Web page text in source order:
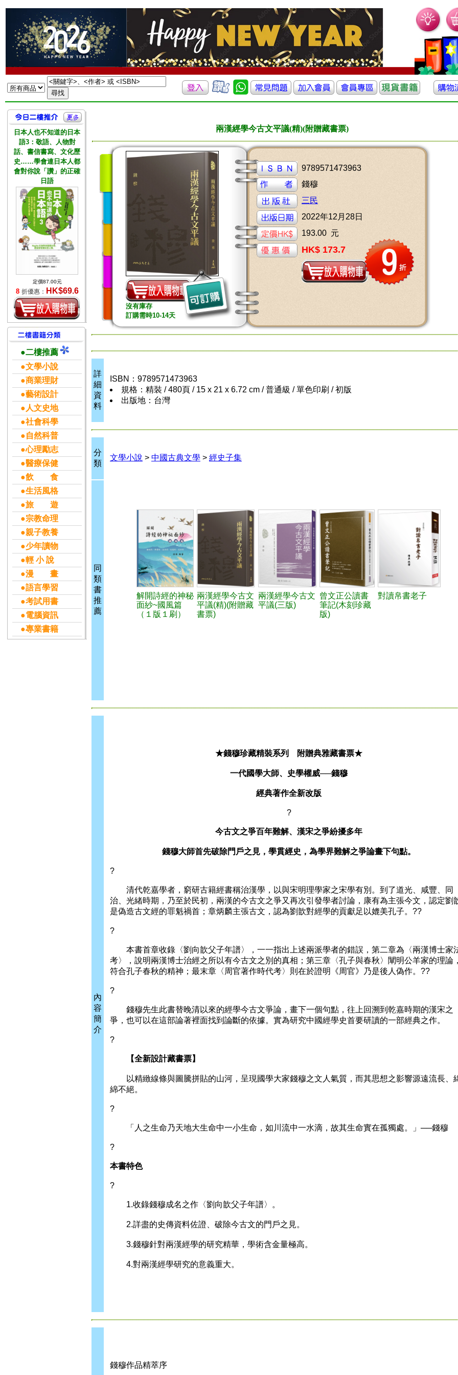
日本人也不知道的日本
語3：敬語、人物對
話、書信書寫、文化歷
史……學會連日本人都
會對你說「讚」的正確
日語
定價87.00元
8 折優惠： HK$69.6
●二樓推薦
●文學小說
●商業理財
●藝術設計
●人文史地
●社會科學
●自然科普
●心理勵志
●醫療保健
●飲 食
●生活風格
●旅 遊
●宗教命理
●親子教養
●少年讀物
●輕 小 說
●漫 畫
●語言學習
●考試用書
●電腦資訊
●專業書籍
兩漢經學今古文平議(精)(附贈藏書票)
沒有庫存
訂購需時10-14天
9789571473963
錢穆
三民
2022年12月28日
193.00 元
HK$ 173.7
詳
細
資
料
ISBN：9789571473963
規格：精裝 / 480頁 / 15 x 21 x 6.72 cm / 普通級 / 單色印刷 / 初版
出版地：台灣
分
類
文學小說 > 中國古典文學 > 經史子集
同
類
書
推
薦
解開詩經的神秘
面紗~國風篇
（１版１刷）
兩漢經學今古文
平議(精)(附贈藏
書票)
兩漢經學今古文
平議(三版)
曾文正公讀書
筆記(木刻珍藏
版)
對讀帛書老子
內
容
簡
介
★錢穆珍藏精裝系列 附贈典雅藏書票★
一代國學大師、史學權威──錢穆
經典著作全新改版
?
今古文之爭百年難解、漢宋之爭紛擾多年
錢穆大師首先破除門戶之見，學貫經史，為學界難解之爭論畫下句點。
?
清代乾嘉學者，窮研古籍經書稱治漢學，以與宋明理學家之宋學有別。到了道光、咸豐、同
治、光緒時期，乃至於民初，兩漢的今古文之爭又再次引發學者討論，康有為主張今文，認定劉
是偽造古文經的罪魁禍首；章炳麟主張古文，認為劉歆對經學的貢獻足以媲美孔子。??
?
本書首章收錄〈劉向歆父子年譜〉，一一指出上述兩派學者的錯誤，第二章為〈兩漢博士家
考〉，說明兩漢博士治經之所以有今古文之別的真相；第三章〈孔子與春秋〉闡明公羊家的理論
符合孔子春秋的精神；最末章〈周官著作時代考〉則在於證明《周官》乃是後人偽作。??
?
錢穆先生此書替晚清以來的經學今古文爭論，畫下一個句點，往上回溯到乾嘉時期的漢宋之
爭，也可以在這部論著裡面找到論斷的依據。實為研究中國經學史首要研讀的一部經典之作。
?
【全新設計藏書票】
以精緻線條與圖騰拼貼的山河，呈現國學大家錢穆之文人氣質，而其思想之影響源遠流長、
綿不絕。
?
「人之生命乃天地大生命中一小生命，如川流中一水滴，故其生命實在孤獨處。」──錢穆
?
本書特色
?
1.收錄錢穆成名之作〈劉向歆父子年譜〉。
2.詳盡的史傳資料佐證、破除今古文的門戶之見。
3.錢穆針對兩漢經學的研究精華，學術含金量極高。
4.對兩漢經學研究的意義重大。
錢穆作品精萃序